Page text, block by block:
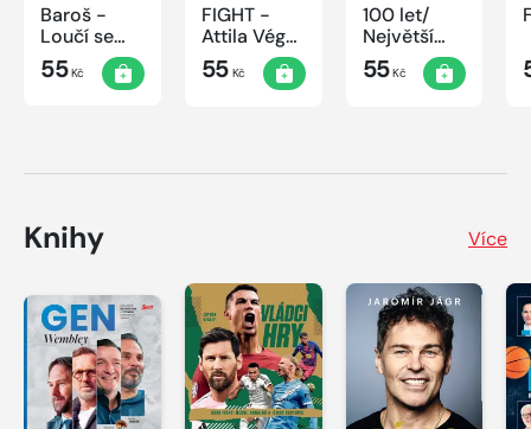
Baroš -
Loučí se
dravec
55Kč
FIGHT -
Attila Végh
vs. Karlos
Vémola
55Kč
100 let/
Největší
okamžiky
českého
55Kč
Knihy Více